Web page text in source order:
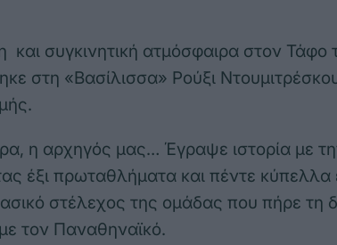
και συγκινητική ατμόσφαιρα στον Τάφο
στη «Βασίλισσα» Ρούξι
η αρχηγός μας… Έγραψε ιστορία με
έξι πρωταθλήματα και πέντε κύπελλα
στέλεχος της ομάδας που πήρε τη
τον Παναθηναϊκό.